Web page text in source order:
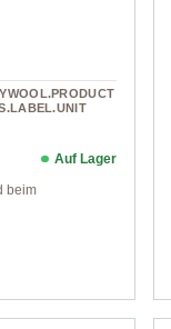
beim
Auf Lager